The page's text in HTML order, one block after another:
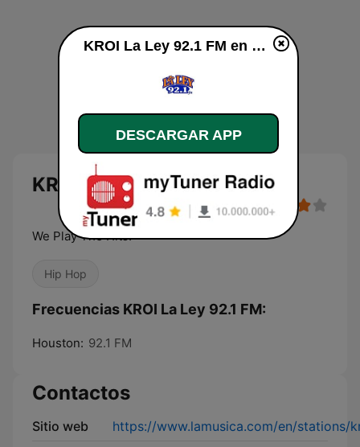
KROI La Ley 92.1 FM
We Play The Hits!
Hip Hop
Frecuencias KROI La Ley 92.1 FM:
Houston: 92.1 FM
Contactos
Sitio web
https://www.lamusica.com/en/stations/
KROI La Ley 92.1 FM en vivo
DESCARGAR APP